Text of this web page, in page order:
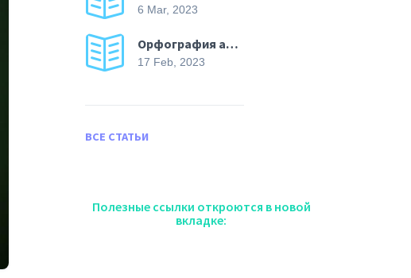
6 Mar, 2023
Орфография английского языка
17 Feb, 2023
ВСЕ СТАТЬИ
Полезные ссылки откроются в новой
вкладке: